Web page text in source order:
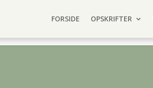
FORSIDE OPSKRIFTER